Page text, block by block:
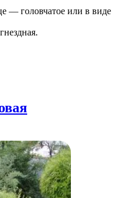
— головчатое или в виде